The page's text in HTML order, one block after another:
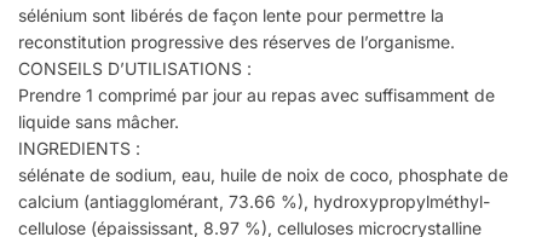
sélénium sont libérés de façon lente pour permettre la
reconstitution progressive des réserves de l’organisme.
CONSEILS D’UTILISATIONS :
Prendre 1 comprimé par jour au repas avec suffisam­ment de
liquide sans mâcher.
INGREDIENTS :
sélénate de sodium, eau, huile de noix de coco, phosphate de
calcium (antiagglomérant, 73.66 %), hydroxypropyl­méthyl­
cellulose (épais­sissant, 8.97 %), celluloses microcrystalline